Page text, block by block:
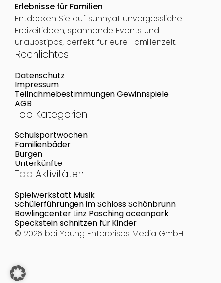
Erlebnisse für Familien
Entdecken Sie auf sunny.at unvergessliche
Freizeitideen, spannende Events und
Urlaubstipps, perfekt für eure Familienzeit.
Rechlichtes
Datenschutz
Impressum
Teilnahmebestimmungen Gewinnspiele
AGB
Top Kategorien
Schulsportwochen
Familienbäder
Burgen
Unterkünfte
Top Aktivitäten
Spielwerkstatt Musik
Schülerführungen im Schloss Schönbrunn
Bowlingcenter Linz Pasching oceanpark
Speckstein schnitzen für Kinder
© 2026 bei Young Enterprises Media GmbH